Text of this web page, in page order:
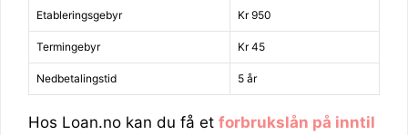
Etableringsgebyr Kr 950
Termingebyr Kr 45
Nedbetalingstid 5 år
Hos Loan.no kan du få et forbrukslån på inntil